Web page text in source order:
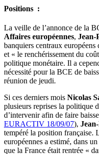
Positions :
La veille de l’annonce de la
Affaires européennes, Jean-
banquiers centraux
et « le renchérissement du
politique monétaire. Il a
nécessité pour la BCE de
réunion de jeudi.
Si ces derniers mois Nicolas
plusieurs reprises la politique
d’intervenir afin de faire
EURACTIV 18/09/07),
tempéré la position française.
européennes a estimé, dans
que la France était rentrée «